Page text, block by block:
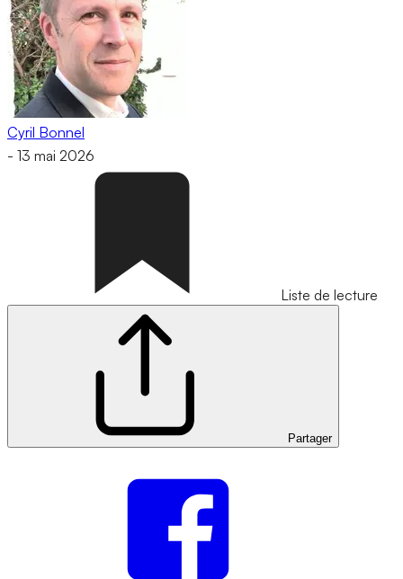
Cyril Bonnel
- 13 mai 2026
Liste de lecture
Partager